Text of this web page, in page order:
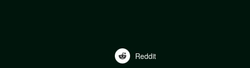
Reddit